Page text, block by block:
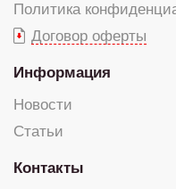
Политика
Договор оферты
Информация
Новости
Статьи
Контакты